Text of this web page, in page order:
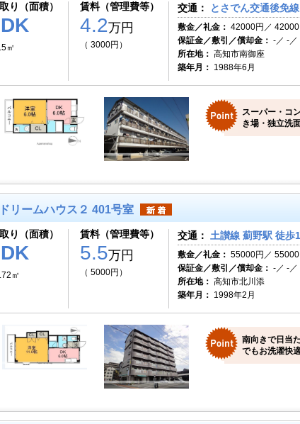
り（面積）
㎡
賃料（管理費等）
4.2万円
（ 3000円）
交通： とさでん交通後免
敷金／礼金： 42000円／ 42000
保証金／敷引／償却金： -／ -／
所在地： 高知市南御座
築年月： 1988年6月
スーパー・コ
き場・独立洗
リームハウス２ 401号室
り（面積）
㎡
賃料（管理費等）
5.5万円
（ 5000円）
交通： 土讃線 薊野駅 徒歩
敷金／礼金： 55000円／ 55000
保証金／敷引／償却金： -／ -／
所在地： 高知市北川添
築年月： 1998年2月
南向きで日当
でもお洗濯快